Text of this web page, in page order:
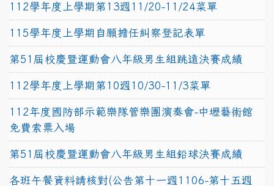
112學年度上學期第13週11/20-11/24菜單
115學年度上學期自願擔任糾察登記表單
第51屆校慶暨運動會八年級男生組跳遠決賽成績
112學年度上學期第10週10/30-11/3菜單
112年度國防部示範樂隊管樂團演奏會-中壢藝術館
免費索票入場
第51屆校慶暨運動會八年級男生組鉛球決賽成績
各班午餐資料請核對(公告第十一週1106-第十五週